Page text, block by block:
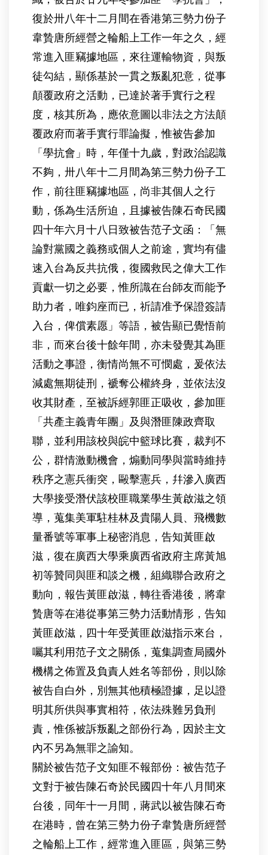
復於卅八年十二月間在香港第三勢力份子
韋贄唐所經營之輪船上工作一年之久，經
常進入匪竊據地區，來往運輸物資，與叛
徒勾結，顯係基於一貫之叛亂犯意，從事
顛覆政府之活動，已達於著手實行之程
度，核其所為，應依意圖以非法之方法顛
覆政府而著手實行罪論擬，惟被告參加
「學抗會」時，年僅十九歲，對政治認識
不夠，卅八年十二月間為第三勢力份子工
作，前往匪竊據地區，尚非其個人之行
動，係為生活所迫，且據被告陳石奇民國
四十年六月十八日致被告范子文函：「無
論對黨國之義務或個人之前途，實均有儘
速入台為反共抗俄，復國救民之偉大工作
貢獻一切之必要，惟所識在台師友而能予
助力者，唯鈞座而已，祈請准予保證簽請
入台，俾償素愿」等語，被告顯已覺悟前
非，而來台後十餘年間，亦未發覺其為匪
活動之事證，衡情尚無不可憫處，爰依法
減處無期徒刑，褫奪公權終身，並依法沒
收其財產，至被訴經郭匪正吸收，參加匪
「共產主義青年團」及與潛匪陳政齊取
聯，並利用該校與皖中籃球比賽，裁判不
公，群情激動機會，煽動同學與當時維持
秩序之憲兵衝突，毆擊憲兵，幷滲入廣西
大學接受潛伏該校匪職業學生黃啟滋之領
導，蒐集美軍駐桂林及貴陽人員、飛機數
量番號等軍事上秘密消息，告知黃匪啟
滋，復在廣西大學乘廣西省政府主席黃旭
初等贊同與匪和談之機，組織聯合政府之
動向，報告黃匪啟滋，轉往香港後，將韋
贄唐等在港從事第三勢力活動情形，告知
黃匪啟滋，四十年受黃匪啟滋指示來台，
囑其利用范子文之關係，蒐集調查局國外
機構之佈置及負責人姓名等部份，則以除
被告自白外，別無其他積極證據，足以證
明其所供與事實相符，依法殊難另負刑
責，惟係被訴叛亂之部份行為，因於主文
內不另為無罪之諭知。
關於被告范子文知匪不報部份：被告范子
文對于被告陳石奇於民國四十年八月間來
台後，同年十一月間，蔣武以被告陳石奇
在港時，曾在第三勢力份子韋贄唐所經營
之輪船上工作，經常進入匪區，與第三勢